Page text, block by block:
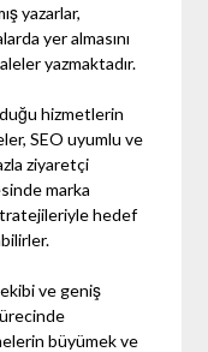
yazarlar,
yer almasını
yazmaktadır.
hizmetlerin
SEO uyumlu ve
ziyaretçi
marka
hedef
ekibi ve geniş
büyümek ve